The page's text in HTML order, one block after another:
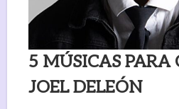
5 MÚSICAS PARA
JOEL DELEÓN